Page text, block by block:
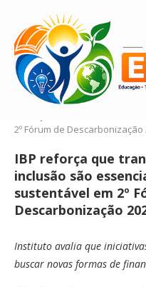
Home Ecologia
2º Fórum de Descarbonização
IBP reforça que
inclusão são
sustentável em 2º
Descarbonização
Instituto avalia que
buscar novas formas de